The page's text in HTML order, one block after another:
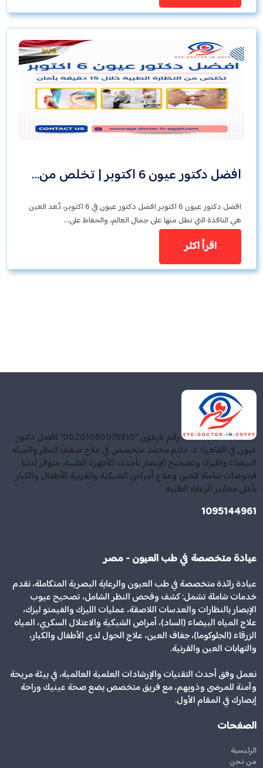
افضل دكتور عيون 6 اكتوبر | تخلص من…
افضل دكتور عيون 6 اكتوبر افضل دكتور عيون في 6 اكتوبر، تُعد العين
هي النافذة التي نطل منها على جمال العالم، والحفاظ على…
اقرأ اكثر
رقم تليفون "00201050075910" افضل دكتور
عيون في القاهرة: د. حاتم محمد متخصص في علاج ضعف النظر والمياه
البيضاء والليزك وتصحيح الإبصار بأحدث الأجهزة الطبية، متوفر لدينا
فحوصات شاملة للعين وعلاج أمراض الشبكية والقرنية للأطفال والكبار
بأعلى معايير الرعاية الطبية.
1095144961
عيادة متخصصة في طب العيون - مصر
عيادة رائدة متخصصة في طب العيون والرعاية البصرية المتكاملة، نقدم
خدمات شاملة تشمل: كشف وفحص النظر الشامل، تصحيح عيوب
الإبصار بالنظارات والعدسات اللاصقة، عمليات الليزك والفيمتو ليزك،
علاج المياه البيضاء (الساد)، أمراض الشبكية والاعتلال السكري، المياه
الزرقاء (الجلوكوما)، جفاف العين، علاج الحول لدى الأطفال والكبار،
والتهابات العين والقرنية.
نعمل وفق أحدث التقنيات والإرشادات العلمية العالمية، في بيئة مريحة
وآمنة للمرضى وذويهم، مع فريق متخصص يضع صحة عينيك وراحة
إبصارك في المقام الأول.
الصفحات
الرئيسية
من نحن